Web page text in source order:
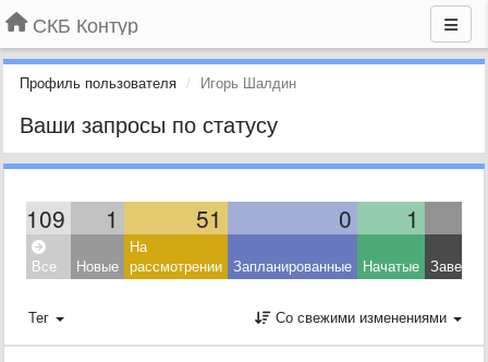
СКБ Контур
Профиль пользователя Игорь Шалдин
Ваши запросы по статусу
109 1 51 0 1
Все Новые
На
рассмотрении Запланированные Начатые
Тег Со свежими изменениями